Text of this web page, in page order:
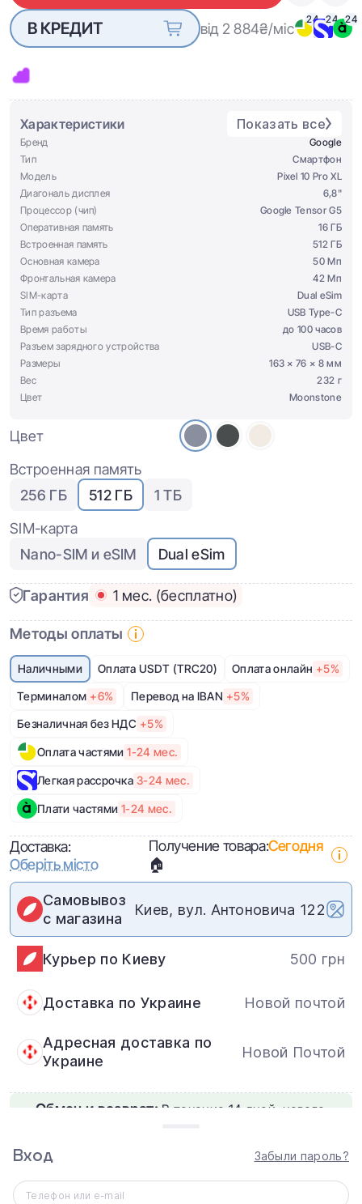
В КРЕДИТ
від 2 884₴/міс
24 24 24
Характеристики Показать все
Бренд
Google
Тип
Смартфон
Модель
Pixel 10 Pro XL
Диагональ дисплея
6,8"
Процессор (чип)
Google Tensor G5
Оперативная память
16 ГБ
Встроенная память
512 ГБ
Основная камера
50 Мп
Фронтальная камера
42 Мп
SIM-карта
Dual eSim
Тип разъема
USB Type-C
Время работы
до 100 часов
Разъем зарядного устройства
USB-C
Размеры
163 × 76 × 8 мм
Вес
232 г
Цвет
Moonstone
Цвет
Встроенная память
256 ГБ
512 ГБ
1 ТБ
SIM-карта
Nano-SIM и eSIM
Dual eSim
Гарантия 1 мес. (бесплатно)
Методы оплаты
Наличными Оплата USDT (TRC20) Оплата онлайн +5%
Терминалом +6% Перевод на IBAN +5%
Безналичная без НДС +5%
Оплата частями 1-24 мес.
Легкая рассрочка 3-24 мес.
Плати частями 1-24 мес.
Доставка:
Оберіть місто
Получение товара:Сегодня
🏠
Самовывоз
с магазина
Киев, вул. Антоновича 122
Курьер по Киеву 500 грн
Доставка по Украине Новой почтой
Адресная доставка по
Украине
Новой Почтой
Обмен и возврат: В течение 14 дней: нового,
Вход Забыли пароль?
Телефон или e-mail